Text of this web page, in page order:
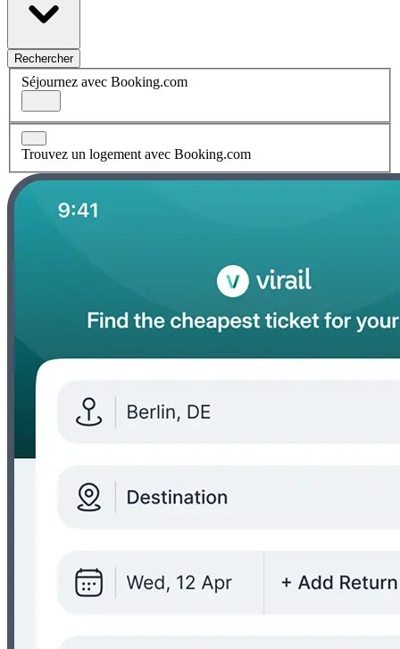
Rechercher
Séjournez avec Booking.com
Trouvez un logement avec Booking.com